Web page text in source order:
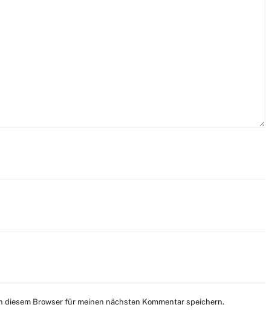
diesem Browser für meinen nächsten Kommentar speichern.